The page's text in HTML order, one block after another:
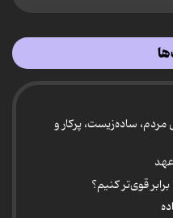
ساده‌زیست، پرکار و